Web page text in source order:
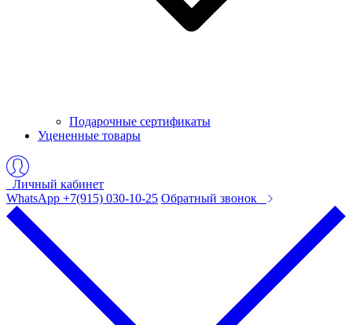
Подарочные сертификаты
Уцененные товары
Личный кабинет
WhatsApp +7(915) 030-10-25 Обратный звонок